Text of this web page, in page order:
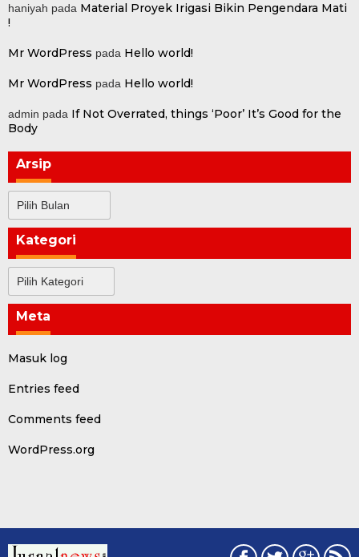
haniyah pada Material Proyek Irigasi Bikin Pengendara Mati
!
Mr WordPress pada Hello world!
Mr WordPress pada Hello world!
admin pada If Not Overrated, things ‘Poor’ It’s Good for the
Body
Arsip
Kategori
Meta
Masuk log
Entries feed
Comments feed
WordPress.org